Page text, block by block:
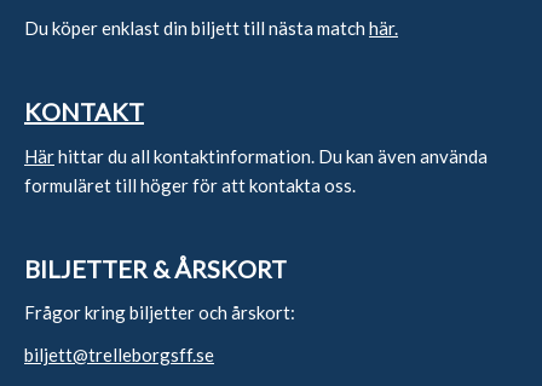
Du köper enklast din biljett till nästa match här.
KONTAKT
Härhittar du all kontaktinformation. Du kan även använda
formuläret till höger för att kontakta oss.
BILJETTER & ÅRSKORT
Frågor kring biljetter och årskort:
biljett@trelleborgsff.se